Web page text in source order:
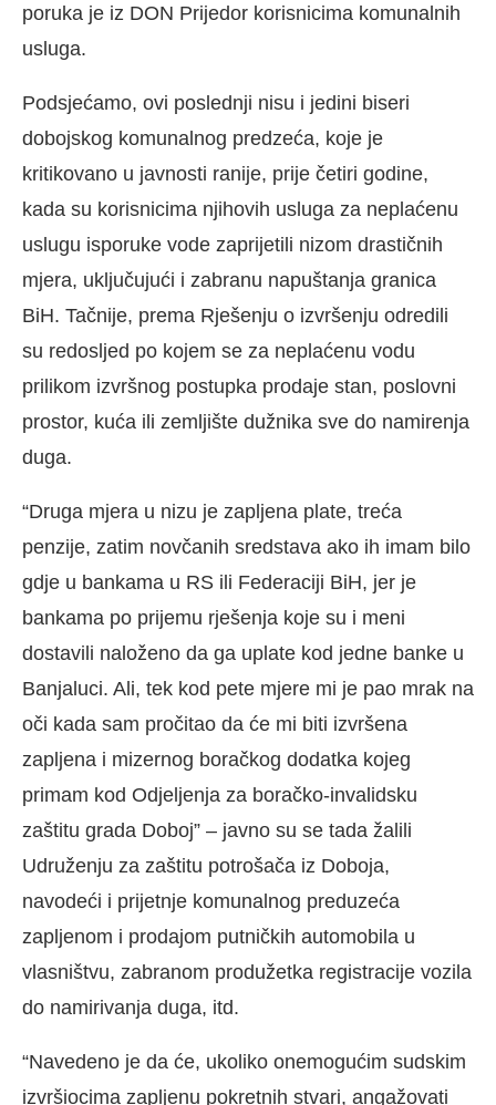
poruka je iz DON Prijedor korisnicima komunalnih
usluga.
Podsjećamo, ovi poslednji nisu i jedini biseri
dobojskog komunalnog predzeća, koje je
kritikovano u javnosti ranije, prije četiri godine,
kada su korisnicima njihovih usluga za neplaćenu
uslugu isporuke vode zaprijetili nizom drastičnih
mjera, uključujući i zabranu napuštanja granica
BiH. Tačnije, prema Rješenju o izvršenju odredili
su redosljed po kojem se za neplaćenu vodu
prilikom izvršnog postupka prodaje stan, poslovni
prostor, kuća ili zemljište dužnika sve do namirenja
duga.
“Druga mjera u nizu je zapljena plate, treća
penzije, zatim novčanih sredstava ako ih imam bilo
gdje u bankama u RS ili Federaciji BiH, jer je
bankama po prijemu rješenja koje su i meni
dostavili naloženo da ga uplate kod jedne banke u
Banjaluci. Ali, tek kod pete mjere mi je pao mrak na
oči kada sam pročitao da će mi biti izvršena
zapljena i mizernog boračkog dodatka kojeg
primam kod Odjeljenja za boračko-invalidsku
zaštitu grada Doboj” – javno su se tada žalili
Udruženju za zaštitu potrošača iz Doboja,
navodeći i prijetnje komunalnog preduzeća
zapljenom i prodajom putničkih automobila u
vlasništvu, zabranom produžetka registracije vozila
do namirivanja duga, itd.
“Navedeno je da će, ukoliko onemogućim sudskim
izvršiocima zapljenu pokretnih stvari, angažovati